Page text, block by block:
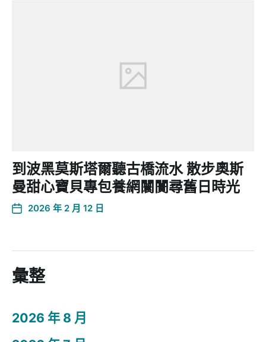
到波黑莫斯塔爾聽古橋流水 散步奧斯
曼甜心寶貝專包養網闤闠尋舊日時光
2026 年 2 月 12 日
彙整
2026 年 8 月